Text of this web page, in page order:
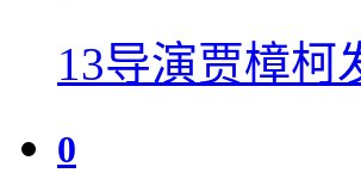
13导演贾樟柯
0